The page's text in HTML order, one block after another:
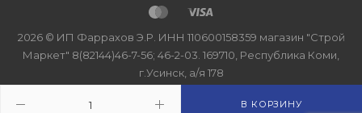
В КОРЗИНУ
2026 © ИП Фаррахов Э.Р. ИНН 110600158359 магазин "Строй
Маркет" 8(82144)46-7-56; 46-2-03. 169710, Республика Коми,
г.Усинск, а/я 178